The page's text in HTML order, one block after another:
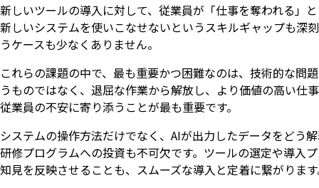
新しいツールの導入に対して、従業員が「仕事を奪われる」
新しいシステムを使いこなせないというスキルギャップも深
うケースも少なくありません。
これらの課題の中で、最も重要かつ困難なのは、技術的な問
うものではなく、退屈な作業から解放し、より価値の高い
従業員の不安に寄り添うことが最も重要です。
システムの操作方法だけでなく、AIが出力したデータをどう
研修プログラムへの投資も不可欠です。ツールの選定や導入
知見を反映させることも、スムーズな導入と定着に繋がりま